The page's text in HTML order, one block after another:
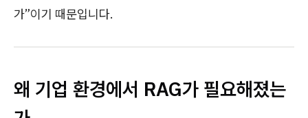
가”이기 때문입니다.
왜 기업 환경에서 RAG가 필요해졌는